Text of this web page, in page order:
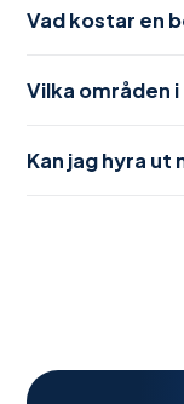
Vad kostar en
Vilka områden
Kan jag hyra ut